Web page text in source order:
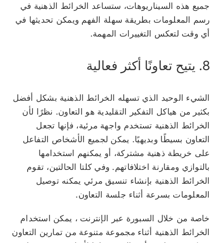
جميع هذه السيناريوهات، ستساعد الخرائط الذهنية في
رسم المعلومات بطريقة سهلة الفهم ويمكن تحديثها في
أي وقت لتعكس التغييرات المهمة.
8. يتيح تعاونًا أكثر فعالية
الشيء الوحيد الذي تسهله الخرائط الذهنية بشكل أفضل
بكثير من هياكل التفكير التقليدية هو التعاون. نظرًا لأن
الخرائط الذهنية تستخدم واجهة مرئية، فإنها تجعل
التعاون بسيطًا وبديهيًا. يمكن لجميع الأشخاص التفاعل
على خريطة ذهنية مشتركة، أو يمكنهم استخدامها
بالتوازي ومقارنة اختلافاتهم. وفي كلتا الحالتين، تقوم
الخرائط الذهنية بإنشاء تنسيق مرئي يمكنه توصيل
المعلومات بسرعة أثناء جلسة التعاون.
خاصة من خلال السبورة عبر الإنترنت ، يمكن استخدام
الخرائط الذهنية أثناء مجموعة متنوعة من تمارين التعاون